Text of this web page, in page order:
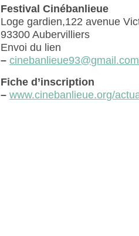
Festival Cinébanlieue
Loge gardien,122 avenue
93300 Aubervilliers
Envoi du lien
– cinebanlieue93@gmail.com
Fiche d’inscription
– www.cinebanlieue.org/